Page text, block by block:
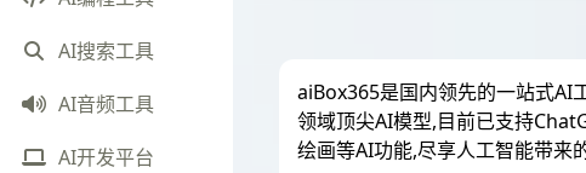
AI搜索工具
AI音频工具
AI开发平台
aiBox365是国内领先的一站式AI
领域顶尖AI模型,目前已支持
绘画等AI功能,尽享人工智能带来